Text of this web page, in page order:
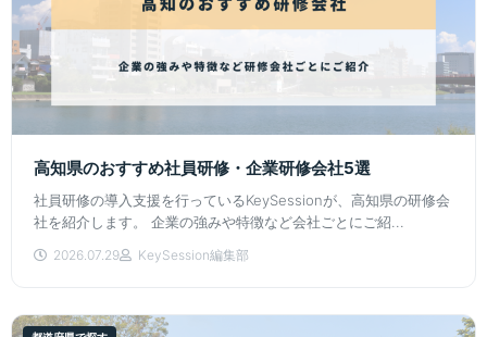
高知県のおすすめ社員研修・企業研修会社5選
社員研修の導入支援を行っているKeySessionが、高知県の研修会
社を紹介します。 企業の強みや特徴など会社ごとにご紹...
2026.07.29 KeySession編集部